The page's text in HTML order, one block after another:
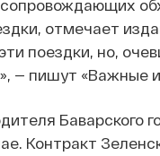
сопровождающих
отмечает
поездки, но,
— пишут «Важные
Баварского
Контракт